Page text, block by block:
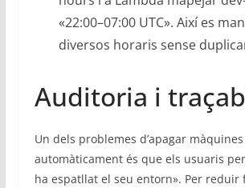
«22:00–07:00 UTC». Així es
diversos horaris sense
Auditoria i
Un dels problemes d’apagar màquines
automàticament és que els usuaris
ha espatllat el seu entorn». Per reduir